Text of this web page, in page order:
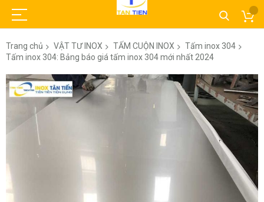
Trang chủ VẬT TƯ INOX TẤM CUỘN INOX
Tấm inox 304
Tấm inox 304: Bảng báo giá tấm inox 304 mới nhất 2024
Chuyển
đến
phần